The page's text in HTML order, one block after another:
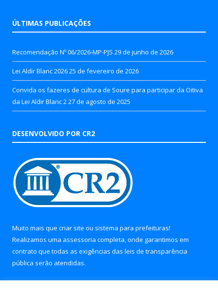
ÚLTIMAS PUBLICAÇÕES
Recomendação Nº 06/2026-MP-PJS 29 de junho de 2026
Lei Aldir Blanc 202625 de fevereiro de 2026
Convida os fazeres de cultura de Soure para participar da Oitiva
da Lei Aldir Blanc 227 de agosto de 2025
DESENVOLVIDO POR CR2
Muito mais que criar site ou sistema para prefeituras!
Realizamos uma assessoria completa, onde garantimos em
contrato que todas as exigências das leis de transparência
pública serão atendidas.